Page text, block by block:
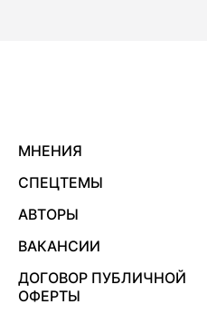
МНЕНИЯ
СПЕЦТЕМЫ
АВТОРЫ
ВАКАНСИИ
ДОГОВОР ПУБЛИЧНОЙ
ОФЕРТЫ